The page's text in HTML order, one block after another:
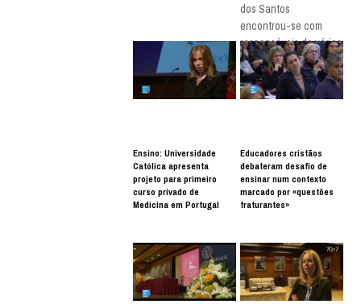
dos Santos
encontrou-se com
responsáveis de várias
dioceses
Ensino: Universidade
Católica apresenta
projeto para primeiro
curso privado de
Medicina em Portugal
Educadores cristãos
debateram desafio de
ensinar num contexto
marcado por «questões
fraturantes»